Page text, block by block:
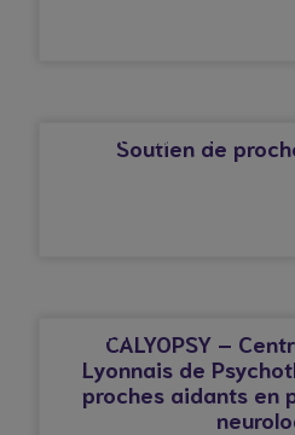
AFFECTION CARDIAQUE
Soutien de
CALYOPSYCALYOPSY –
Lyonnais de
proches aidants en